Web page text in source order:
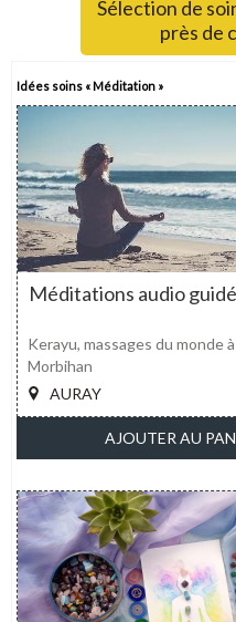
Sélection de
près de
Idées soins « Méditation »
Méditations audio
AURAY
Kerayu, massages du monde
Morbihan
AJOUTER AU